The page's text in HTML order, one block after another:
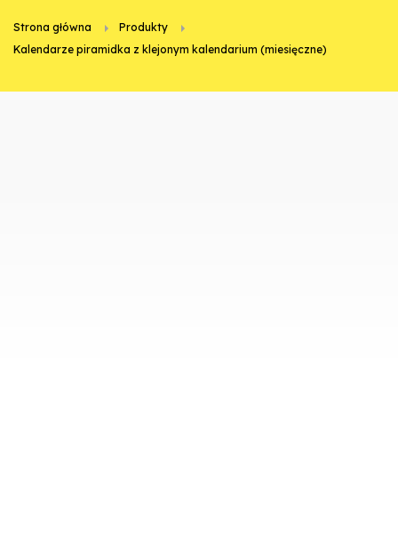
Strona główna
Produkty
Kalendarze piramidka z klejonym kalendarium (miesięczne)